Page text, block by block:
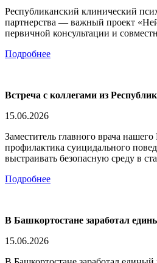
Республиканский клинический
партнерства — важный проект
первичной консультации и
Подробнее
Встреча с коллегами из
15.06.2026
Заместитель главного врача
профилактика суицидального
выстраивать безопасную среду в
Подробнее
В Башкортостане заработал
15.06.2026